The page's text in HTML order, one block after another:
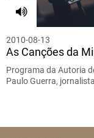
2010-08-13
As Canções da
Programa da Autoria
Paulo Guerra,